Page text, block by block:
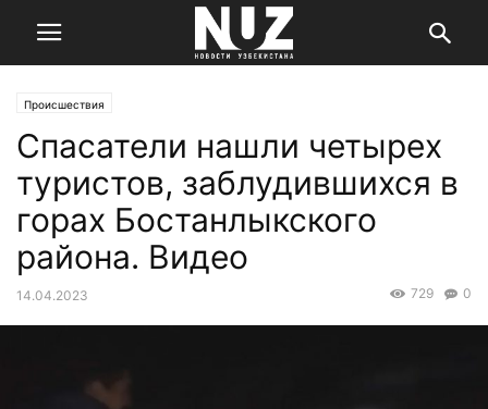
Происшествия
Спасатели нашли четырех
туристов, заблудившихся в
горах Бостанлыкского
района. Видео
14.04.2023 0
729